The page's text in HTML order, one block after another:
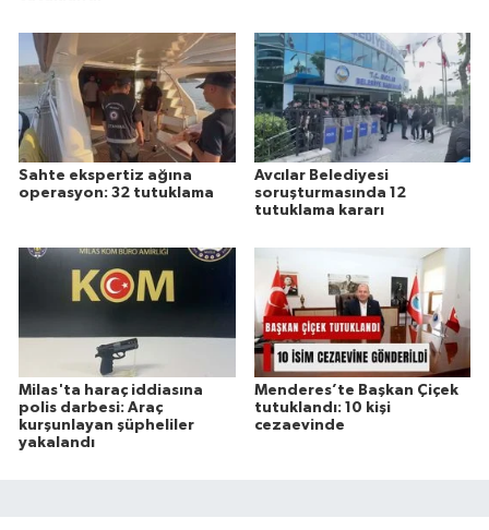
Sahte ekspertiz ağına
operasyon: 32 tutuklama
Avcılar Belediyesi
soruşturmasında 12
tutuklama kararı
Milas'ta haraç iddiasına
polis darbesi: Araç
kurşunlayan şüpheliler
yakalandı
Menderes’te Başkan Çiçek
tutuklandı: 10 kişi
cezaevinde